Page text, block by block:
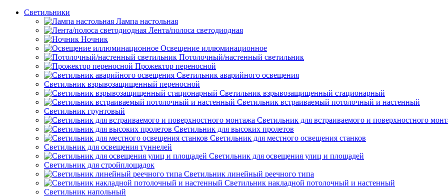
Светильники
Лампа настольная
Лента/полоса светодиодная
Ночник
Освещение иллюминационное
Потолочный/настенный светильник
Прожектор переносной
Светильник аварийного освещения
Светильник взрывозащищенный переносной
Светильник взрывозащищенный стационарный
Светильник встраиваемый потолочный и настенный
Светильник грунтовый
Светильник для встраиваемого и поверхностного
Светильник для высоких пролетов
Светильник для местного освещения станков
Светильник для освещения туннелей
Светильник для освещения улиц и площадей
Светильник для стройплощадок
Светильник линейный реечного типа
Светильник накладной потолочный и настенный
Светильник напольный